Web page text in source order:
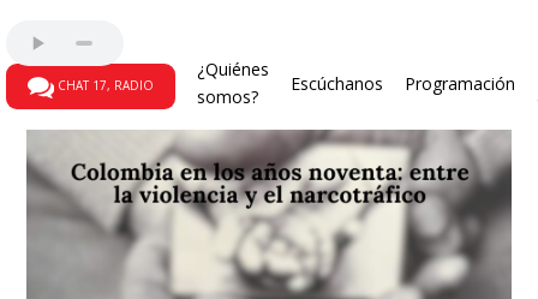
CHAT 17, RADIO
¿Quiénes
somos?
Escúchanos Programación